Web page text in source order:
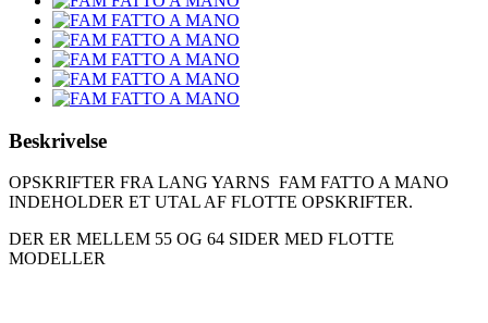
Beskrivelse
OPSKRIFTER FRA LANG YARNS FAM FATTO A MANO
INDEHOLDER ET UTAL AF FLOTTE OPSKRIFTER.
DER ER MELLEM 55 OG 64 SIDER MED FLOTTE
MODELLER